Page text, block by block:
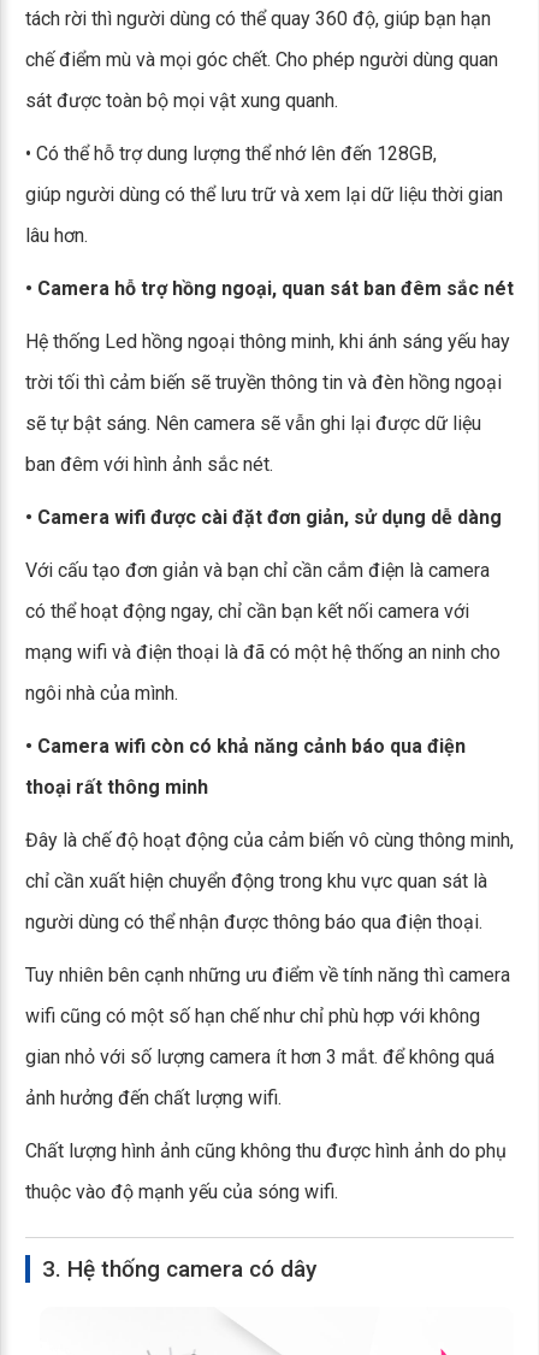
tách rời thì người dùng có thể quay 360 độ, giúp bạn hạn
chế điểm mù và mọi góc chết. Cho phép người dùng quan
sát được toàn bộ mọi vật xung quanh.
• Có thể hỗ trợ dung lượng thể nhớ lên đến 128GB,
giúp người dùng có thể lưu trữ và xem lại dữ liệu thời gian
lâu hơn.
• Camera hỗ trợ hồng ngoại, quan sát ban đêm sắc nét
Hệ thống Led hồng ngoại thông minh, khi ánh sáng yếu hay
trời tối thì cảm biến sẽ truyền thông tin và đèn hồng ngoại
sẽ tự bật sáng. Nên camera sẽ vẫn ghi lại được dữ liệu
ban đêm với hình ảnh sắc nét.
• Camera wifi được cài đặt đơn giản, sử dụng dễ dàng
Với cấu tạo đơn giản và bạn chỉ cần cắm điện là camera
có thể hoạt động ngay, chỉ cần bạn kết nối camera với
mạng wifi và điện thoại là đã có một hệ thống an ninh cho
ngôi nhà của mình.
• Camera wifi còn có khả năng cảnh báo qua điện
thoại rất thông minh
Đây là chế độ hoạt động của cảm biến vô cùng thông minh,
chỉ cần xuất hiện chuyển động trong khu vực quan sát là
người dùng có thể nhận được thông báo qua điện thoại.
Tuy nhiên bên cạnh những ưu điểm về tính năng thì camera
wifi cũng có một số hạn chế như chỉ phù hợp với không
gian nhỏ với số lượng camera ít hơn 3 mắt. để không quá
ảnh hưởng đến chất lượng wifi.
Chất lượng hình ảnh cũng không thu được hình ảnh do phụ
thuộc vào độ mạnh yếu của sóng wifi.
3. Hệ thống camera có dây